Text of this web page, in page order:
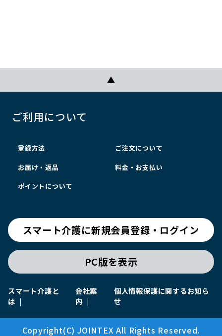
ご利用について
登録方法 ご注文について
お届け・返品 料金・お支払い
ポイントについて
スマート介護に新規会員登録・ログイン
PC版を表示
スマート介護と
は
会社案
内
個人情報保護に関するお知ら
せ
Copyright(C) JOINTEX All Rights Reserved.